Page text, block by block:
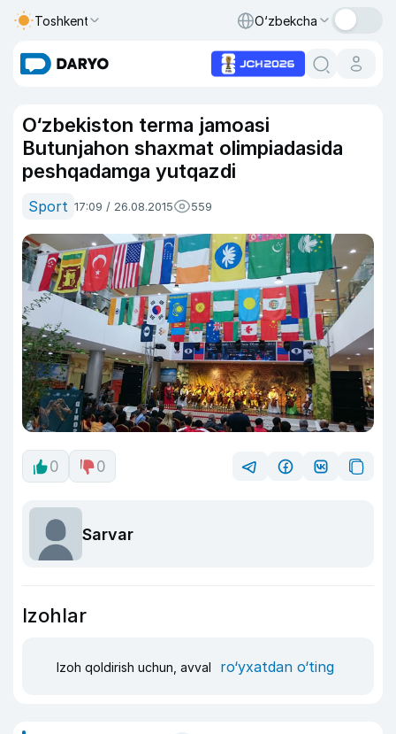
Toshkent O‘zbekcha
O‘zbekiston terma jamoasi
Butunjahon shaxmat olimpiadasida
peshqadamga yutqazdi
Sport 17:09 / 26.08.2015 559
0 0
Sarvar
Izohlar
Izoh qoldirish uchun, avval ro‘yxatdan o‘ting